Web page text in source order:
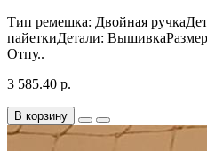
Тип ремешка: Двойная
пайеткиДетали:
Отпу..
3 585.40 р.
В корзину